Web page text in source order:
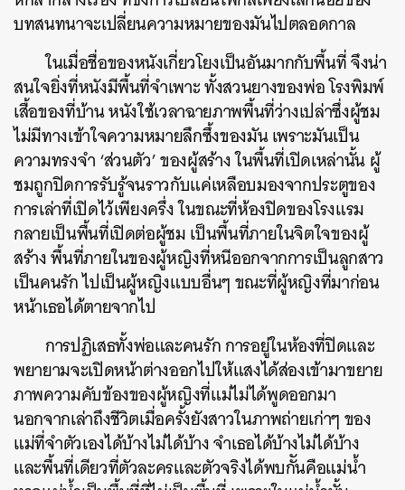
บทสนทนาจะเปลี่ยนความหมายของมันไปตลอดกาล
ในเมื่อชื่อของหนังเกี่ยวโยงเป็นอันมากกับพื้นที่ จึงน่า
สนใจยิ่งที่หนังมีพื้นที่จำเพาะ ทั้งสวนยางของพ่อ โรงพิมพ์
เสื้อของที่บ้าน หนังใช้เวลาฉายภาพพื้นที่ว่างเปล่าซึ่งผู้ชม
ไม่มีทางเข้าใจความหมายลึกซึ้งของมัน เพราะมันเป็น
ความทรงจำ ‘ส่วนตัว’ ของผู้สร้าง ในพื้นที่เปิดเหล่านั้น ผู้
ชมถูกปิดการรับรู้จนราวกับแค่เหลือบมองจากประตูของ
การเล่าที่เปิดไว้เพียงครึ่ง ในขณะที่ห้องปิดของโรงแรม
กลายเป็นพื้นที่เปิดต่อผู้ชม เป็นพื้นที่ภายในจิตใจของผู้
สร้าง พื้นที่ภายในของผู้หญิงที่หนีออกจากการเป็นลูกสาว
เป็นคนรัก ไปเป็นผู้หญิงแบบอื่นๆ ขณะที่ผู้หญิงที่มาก่อน
หน้าเธอได้ตายจากไป
การปฏิเสธทั้งพ่อและคนรัก การอยู่ในห้องที่ปิดและ
พยายามจะเปิดหน้าต่างออกไปให้แสงได้ส่องเข้ามาขยาย
ภาพความคับข้องของผู้หญิงที่แม่ไม่ได้พูดออกมา
นอกจากเล่าถึงชีวิตเมื่อครั้งยังสาวในภาพถ่ายเก่าๆ ของ
แม่ที่จำตัวเองได้บ้างไม่ได้บ้าง จำเธอได้บ้างไม่ได้บ้าง
และพื้นที่เดียวที่ตัวละครและตัวจริงได้พบกัันคือแม่น้ำ